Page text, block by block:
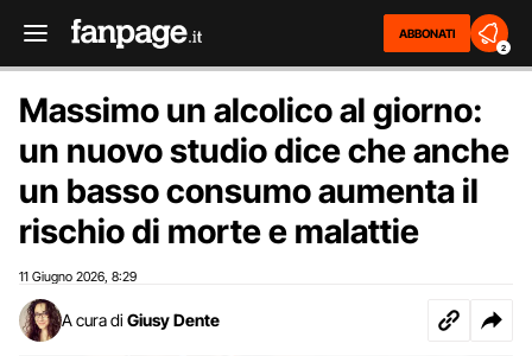
ABBONATI
2
Massimo un alcolico al giorno:
un nuovo studio dice che anche
un basso consumo aumenta il
rischio di morte e malattie
11 Giugno 2026 8:29
A cura di Giusy Dente